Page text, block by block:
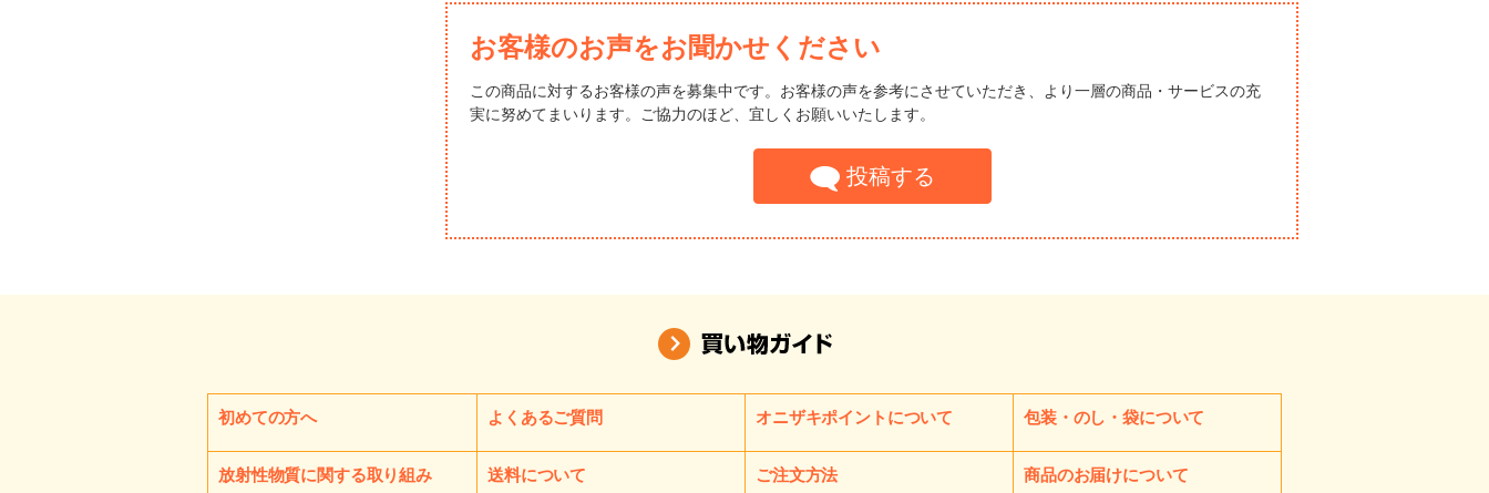
お客様のお声をお聞かせください
この商品に対するお客様の声を募集中です。お客様の声を参考にさせていただき、より一層の商品・サービスの充
実に努めてまいります。ご協力のほど、宜しくお願いいたします。
投稿する
初めての方へ よくあるご質問 オニザキポイントについて 包装・のし・袋について
放射性物質に関する取り組み 送料について ご注文方法 商品のお届けについて